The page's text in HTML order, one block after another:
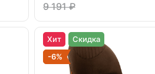
9 191 ₽
Хит
Скидка
-6%